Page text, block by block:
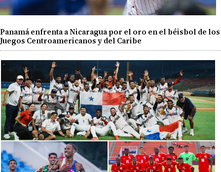
Panamá enfrenta a Nicaragua por el oro en el béisbol de los
Juegos Centroamericanos y del Caribe